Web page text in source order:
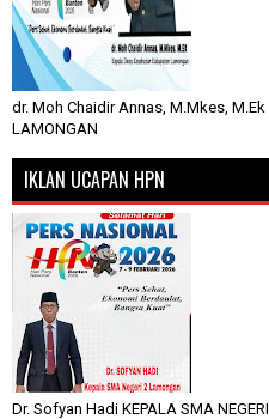
dr. Moh Chaidir Annas, M.Mkes, M.Ek
LAMONGAN
IKLAN UCAPAN HPN
Dr. Sofyan Hadi KEPALA SMA